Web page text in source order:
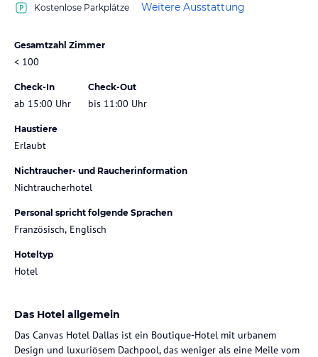
Kostenlose Parkplätze Weitere Ausstattung
Gesamtzahl Zimmer
< 100
Check-In
ab 15:00 Uhr
Check-Out
bis 11:00 Uhr
Haustiere
Erlaubt
Nichtraucher- und Raucherinformation
Nichtraucherhotel
Personal spricht folgende Sprachen
Französisch, Englisch
Hoteltyp
Hotel
Das Hotel allgemein
Das Canvas Hotel Dallas ist ein Boutique-Hotel mit urbanem
Design und luxuriösem Dachpool, das weniger als eine Meile vom